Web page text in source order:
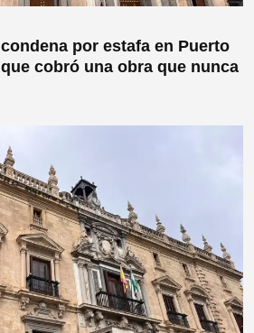
por estafa en Puerto
cobró una obra que nunca